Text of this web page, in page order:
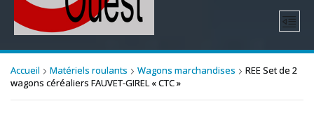
Accueil Matériels roulants Wagons marchandises
REE Set de 2
wagons céréaliers FAUVET-GIREL « CTC »